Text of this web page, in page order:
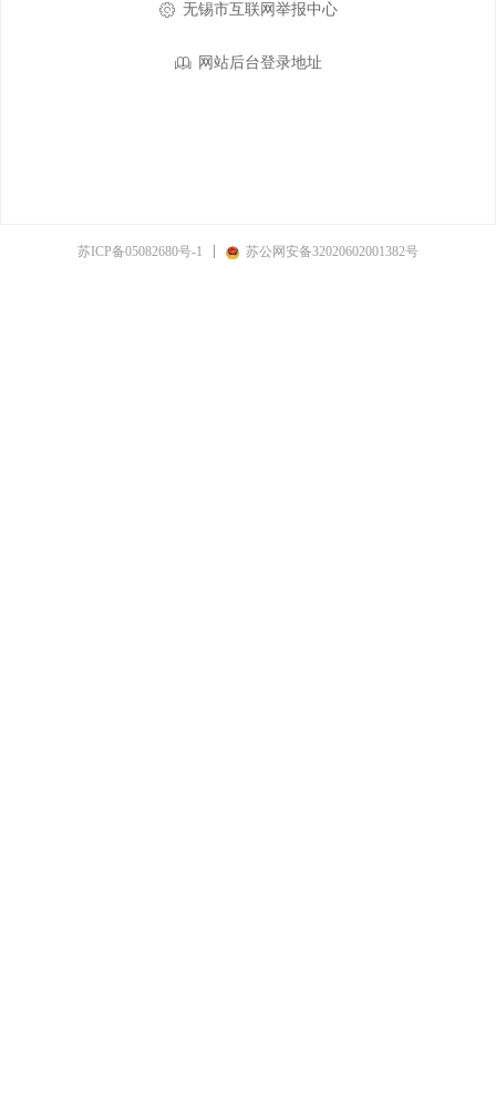
ꂉ 无锡市互联网举报中心
ꁡ 网站后台登录地址
苏ICP备05082680号-1 苏公网安备32020602001382号